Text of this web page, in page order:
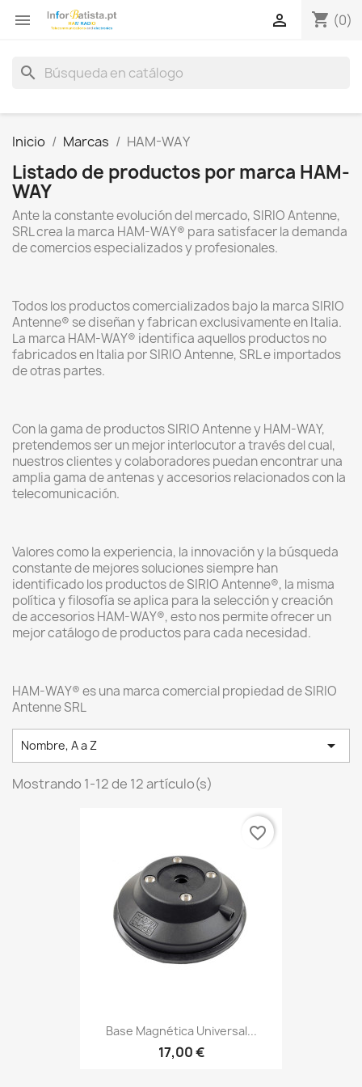
 shopping_cart (0)

search
Inicio Marcas HAM-WAY
Listado de productos por marca HAM-
WAY
Ante la constante evolución del mercado, SIRIO Antenne,
SRL crea la marca HAM-WAY® para satisfacer la demanda
de comercios especializados y profesionales.
Todos los productos comercializados bajo la marca SIRIO
Antenne® se diseñan y fabrican exclusivamente en Italia.
La marca HAM-WAY® identifica aquellos productos no
fabricados en Italia por SIRIO Antenne, SRL e importados
de otras partes.
Con la gama de productos SIRIO Antenne y HAM-WAY,
pretendemos ser un mejor interlocutor a través del cual,
nuestros clientes y colaboradores puedan encontrar una
amplia gama de antenas y accesorios relacionados con la
telecomunicación.
Valores como la experiencia, la innovación y la búsqueda
constante de mejores soluciones siempre han
identificado los productos de SIRIO Antenne®, la misma
política y filosofía se aplica para la selección y creación
de accesorios HAM-WAY®, esto nos permite ofrecer un
mejor catálogo de productos para cada necesidad.
HAM-WAY® es una marca comercial propiedad de SIRIO
Antenne SRL
Nombre, A a Z 
Mostrando 1-12 de 12 artículo(s)
Base Magnética Universal...
17,00 €
favorite_border